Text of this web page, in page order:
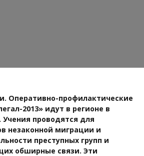
Оперативно-профилактические
2013» идут в регионе в
проводятся для
незаконной миграции и
преступных групп и
обширные связи. Эти